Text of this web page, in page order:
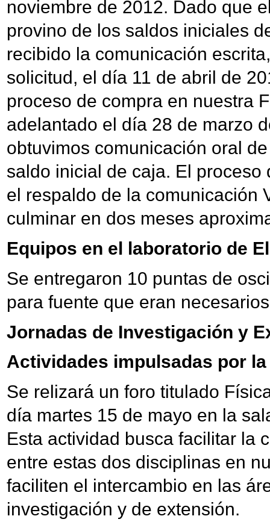
noviembre de 2012. Dado que
provino de los saldos iniciales
recibido la comunicación
solicitud, el día 11 de abril de
proceso de compra en nuestra
adelantado el día 28 de marzo
obtuvimos comunicación oral
saldo inicial de caja. El proceso
el respaldo de la comunicación
culminar en dos meses
Equipos en el laboratorio de
Se entregaron 10 puntas de
para fuente que eran
Jornadas de Investigación y
Actividades impulsadas por
Se relizará un foro titulado
día martes 15 de mayo en la
Esta actividad busca facilitar la
entre estas dos disciplinas en
faciliten el intercambio en las
investigación y de extensión.